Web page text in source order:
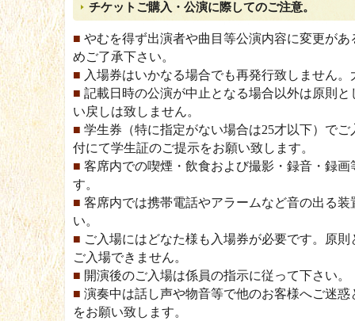
チケットご購入・公演に際してのご注意。
■ やむを得ず出演者や曲目等公演内容に変更が
めご了承下さい。
■ 入場券はいかなる場合でも再発行致しません
■ 記載日時の公演が中止となる場合以外は原則
い戻しは致しません。
■ 学生券（特に指定がない場合は25才以下）で
付にて学生証のご提示をお願い致します。
■ 客席内での喫煙・飲食および撮影・録音・録
す。
■ 客席内では携帯電話やアラームなど音の出る
い。
■ ご入場にはどなた様も入場券が必要です。原
ご入場できません。
■ 開演後のご入場は係員の指示に従って下さい。
■ 演奏中は話し声や物音等で他のお客様へご迷
をお願い致します。